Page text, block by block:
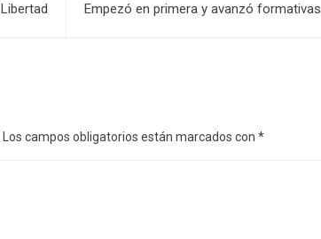
Empezó en primera y avanzó formativas
Los campos obligatorios están marcados con *